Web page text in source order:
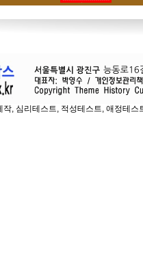
, 심리테스트, 적성테스트, 애정테